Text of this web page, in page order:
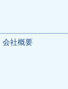
会社概要